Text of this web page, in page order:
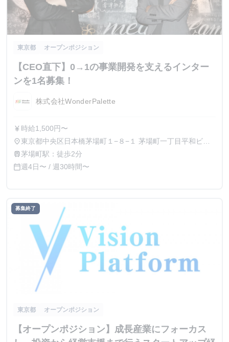
東京都 オープンポジション
【CEO直下】0→1の事業開発を支えるインター
ンを1名募集！
株式会社WonderPalette
currency_yen 時給1,500円〜
place東京都中央区日本橋茅場町１−８−１ 茅場町一丁目平和ビル
７階
train茅場町駅：徒歩2分
calendar_today週4日〜 / 週30時間〜
募集終了
東京都 オープンポジション
【オープンポジション】成長産業にフォーカス